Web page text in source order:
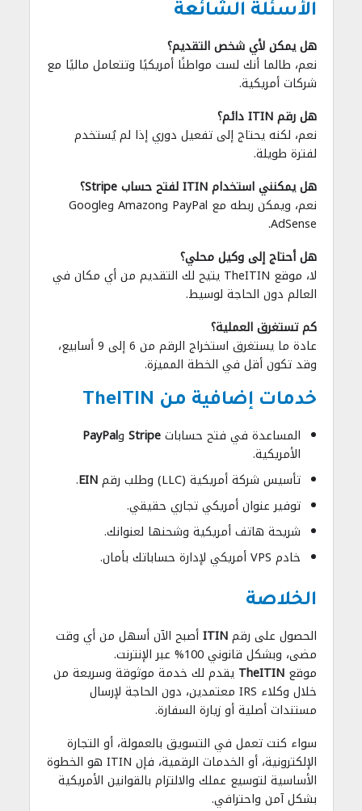
الأسئلة الشائعة
هل يمكن لأي شخص التقديم؟
نعم، طالما أنك لست مواطنًا أمريكيًا وتتعامل ماليًا مع
شركات أمريكية.
هل رقم ITIN دائم؟
نعم، لكنه يحتاج إلى تفعيل دوري إذا لم يُستخدم
لفترة طويلة.
هل يمكنني استخدام ITIN لفتح حساب Stripe؟
نعم، ويمكن ربطه مع PayPal وAmazon وGoogle
AdSense.
هل أحتاج إلى وكيل محلي؟
لا، موقع TheITIN يتيح لك التقديم من أي مكان في
العالم دون الحاجة لوسيط.
كم تستغرق العملية؟
عادة ما يستغرق استخراج الرقم من 6 إلى 9 أسابيع،
وقد تكون أقل في الخطة المميزة.
خدمات إضافية من TheITIN
المساعدة في فتح حساباتStripe وPayPal
الأمريكية.
تأسيس شركة أمريكية (LLC) وطلب رقم
EIN
.
توفير عنوان أمريكي تجاري حقيقي.
شريحة هاتف أمريكية وشحنها لعنوانك.
خادم VPS أمريكي لإدارة حساباتك بأمان.
الخلاصة
الحصول على رقمITINأصبح الآن أسهل من أي وقت
مضى، وبشكل قانوني 100% عبر الإنترنت.
موقعTheITIN يقدم لك خدمة موثوقة وسريعة من
خلال وكلاء IRS معتمدين، دون الحاجة لإرسال
مستندات أصلية أو زيارة السفارة.
سواء كنت تعمل في التسويق بالعمولة، أو التجارة
الإلكترونية، أو الخدمات الرقمية، فإن ITIN هو الخطوة
الأساسية لتوسيع عملك والالتزام بالقوانين الأمريكية
بشكل آمن واحترافي.